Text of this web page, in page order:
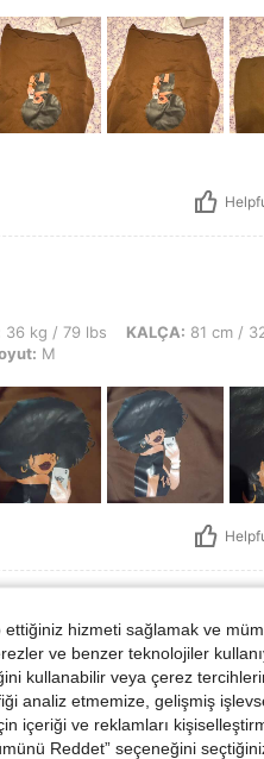
81 cm / 32 in, Bel: 56 cm /
36 kg / 79 lbs KALÇA: 81 cm /
M
hizmeti sağlamak ve
ve benzer teknolojiler
kullanabilir veya çerez
analiz etmemize, gelişmiş
içeriği ve reklamları
Reddet” seçeneğini